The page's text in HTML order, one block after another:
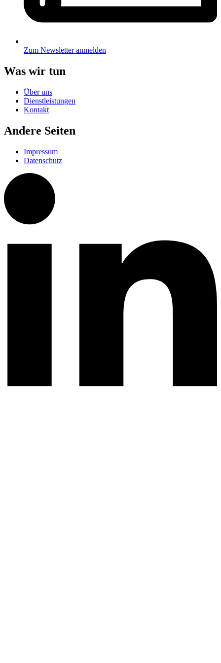
Zum Newsletter anmelden
Was wir tun
Über uns
Dienstleistungen
Kontakt
Andere Seiten
Impressum
Datenschutz